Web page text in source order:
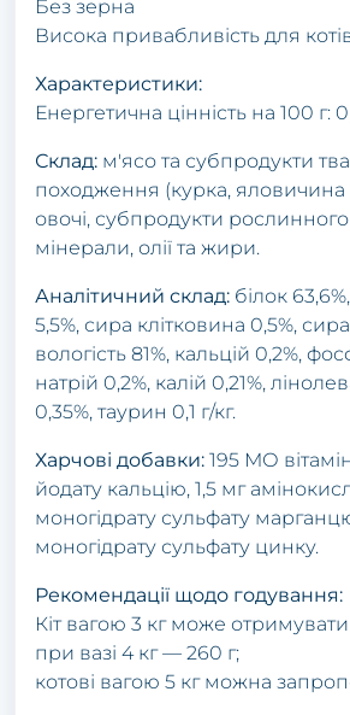
Без зерна
Висока привабливість для
Характеристики:
Енергетична цінність на 100 г:
Склад: м'ясо та субпродукти
походження (курка, яловичина
овочі, субпродукти
мінерали, олії та жири.
Аналітичний склад: білок
5,5%, сира клітковина 0,5%, сира
вологість 81%, кальцій 0,2%,
натрій 0,2%, калій 0,21%,
0,35%, таурин 0,1 г/кг.
Харчові добавки: 195 МО
йодату кальцію, 1,5 мг
моногідрату сульфату
моногідрату сульфату цинку.
Рекомендації щодо годування:
Кіт вагою 3 кг може отримувати
при вазі 4 кг — 260 г;
котові вагою 5 кг можна